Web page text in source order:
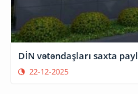
DİN vətəndaşları saxta
22-12-2025